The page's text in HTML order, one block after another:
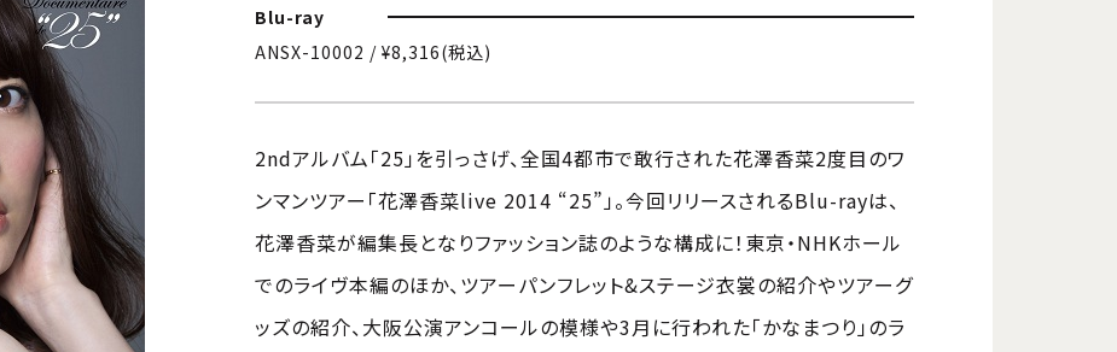
Blu-ray
ANSX-10002 / ¥8,316(税込)
2ndアルバム「25」を引っさげ、全国4都市で敢行された花澤香菜2度目のワ
ンマンツアー「花澤香菜live 2014 “25”」。今回リリースされるBlu-rayは、
花澤香菜が編集長となりファッション誌のような構成に！東京・NHKホール
でのライヴ本編のほか、ツアーパンフレット&ステージ衣裳の紹介やツアーグ
ッズの紹介、大阪公演アンコールの模様や3月に行われた「かなまつり」のラ